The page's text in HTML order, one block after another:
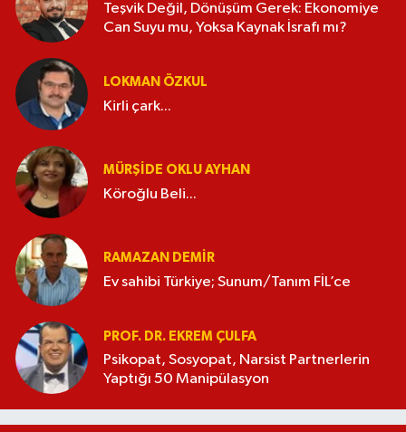
Teşvik Değil, Dönüşüm Gerek: Ekonomiye
Can Suyu mu, Yoksa Kaynak İsrafı mı?
LOKMAN ÖZKUL
Kirli çark...
MÜRŞIDE OKLU AYHAN
Köroğlu Beli...
RAMAZAN DEMİR
Ev sahibi Türkiye; Sunum/Tanım FİL’ce
PROF. DR. EKREM ÇULFA
Psikopat, Sosyopat, Narsist Partnerlerin
Yaptığı 50 Manipülasyon